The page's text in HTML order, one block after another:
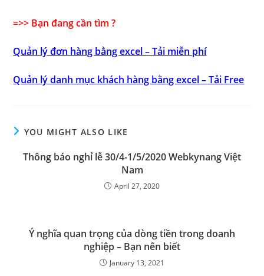
=>> Bạn đang cần tìm ?
Quản lý đơn hàng bằng excel – Tải miễn phí
Quản lý danh mục khách hàng bằng excel – Tải Free
YOU MIGHT ALSO LIKE
Thông báo nghỉ lễ 30/4-1/5/2020 Webkynang Việt
Nam
April 27, 2020
Ý nghĩa quan trọng của dòng tiền trong doanh
nghiệp – Bạn nên biết
January 13, 2021